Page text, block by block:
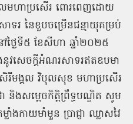
មហាប្រសើរ ពោរពេញដោយ
រ នៃខួបចម្រើនជន្មាយុគម្រប់
ៃទី៥ ខែសីហា ឆ្នាំ២០២៥
វសេចក្តីអំណរសាទរឥតឧបមា
សិរីមង្គល វិបុលសុខ មហាប្រសើរ
និងសម្តេចកិត្តិព្រឹទ្ធបណ្ឌិត សូម
កាយមាំមួន ប្រាជ្ញា ឈ្លាសវៃ